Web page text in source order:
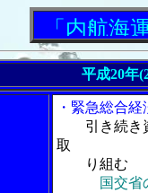
航海運新聞
平成20年
・緊急総合
引き続き
取
り組む
国交省